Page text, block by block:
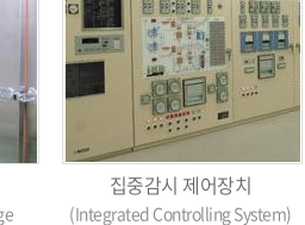
집중감시 제어장치
(Integrated Controlling System)